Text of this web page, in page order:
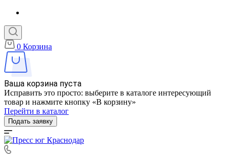
0 Корзина
Ваша корзина пуста
Исправить это просто: выберите в каталоге интересующий
товар и нажмите кнопку «В корзину»
Перейти в каталог
Подать заявку